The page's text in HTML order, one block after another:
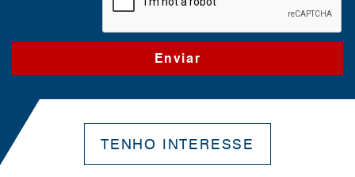
TENHO INTERESSE